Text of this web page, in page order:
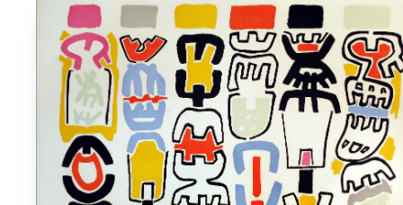
DIDATTICA
SHOP
LE COLLEZIONI
GLI AUTORI
LORENZO VIANI
MOSTRE
EVENTI
PALAZZO DELLE MUSE